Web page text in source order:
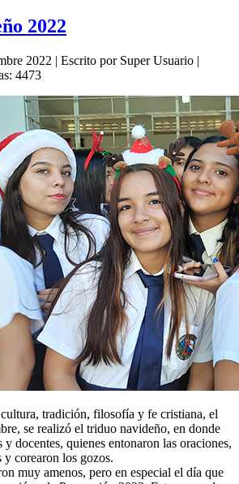
2022
2022 | Escrito por Super Usuario |
4473
tradición, filosofía y fe cristiana, el
se realizó el triduo navideño, en donde
docentes, quienes entonaron las oraciones,
corearon los gozos.
muy amenos, pero en especial el día que